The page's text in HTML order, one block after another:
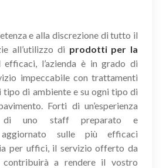
e alla discrezione di tutto il
all’utilizzo di prodotti per la
efficaci, l’azienda è in grado di
impeccabile con trattamenti
tipo di ambiente e su ogni tipo di
Forti di un’esperienza
di uno staff preparato e
aggiornato sulle più efficaci
per uffici, il servizio offerto da
contribuirà a rendere il vostro